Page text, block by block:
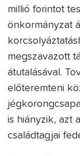
millió forintot
önkormányzat
megszavazott
átutalásával.
előteremteni
is hiányzik, azt
családtagjai